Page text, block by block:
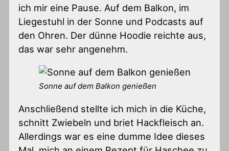
ich mir eine Pause. Auf dem Balkon, im
Liegestuhl in der Sonne und Podcasts auf
den Ohren. Der dünne Hoodie reichte aus,
das war sehr angenehm.
Sonne auf dem Balkon genießen
Anschließend stellte ich mich in die Küche,
schnitt Zwiebeln und briet Hackfleisch an.
Allerdings war es eine dumme Idee dieses